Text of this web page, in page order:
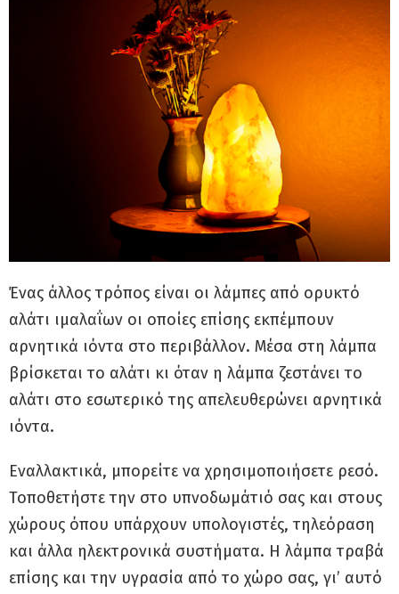
Ένας άλλος τρόπος είναι οι λάμπες από ορυκτό
αλάτι ιμαλαΐων οι οποίες επίσης εκπέμπουν
αρνητικά ιόντα στο περιβάλλον. Μέσα στη λάμπα
βρίσκεται το αλάτι κι όταν η λάμπα ζεστάνει το
αλάτι στο εσωτερικό της απελευθερώνει αρνητικά
ιόντα.
Εναλλακτικά, μπορείτε να χρησιμοποιήσετε ρεσό.
Τοποθετήστε την στο υπνοδωμάτιό σας και στους
χώρους όπου υπάρχουν υπολογιστές, τηλεόραση
και άλλα ηλεκτρονικά συστήματα. Η λάμπα τραβά
επίσης και την υγρασία από το χώρο σας, γι’ αυτό